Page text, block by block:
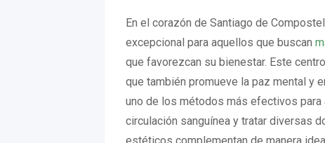
En el corazón de Santiago de
excepcional para aquellos que buscan
que favorezcan su bienestar. Este
que también promueve la paz mental y
uno de los métodos más efectivos
circulación sanguínea y tratar diversas